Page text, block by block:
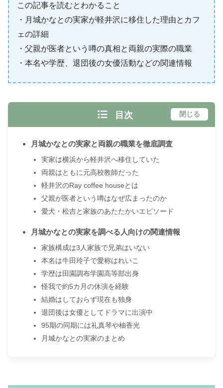
この記事を読むとわかること
・月城かなとの実家が軽井沢に移住した理由とカフ
ェの詳細
・父親が医者という噂の真相と両親の実際の職業
・本名や学歴、退団後の女優活動などの関連情報
目次 閉じる
月城かなとの実家と両親の職業を徹底調査
実家は横浜から軽井沢へ移住していた
両親はともに元高校教師だった
軽井沢のRay coffee houseとは
父親が医者という噂はなぜ広まったのか
愛犬・松吉と家族のあたたかいエピソード
月城かなとの実家を調べる人向けの関連情報
家族構成は3人家族で兄弟はいない
本名は牛田玲子で愛称はれいこ
学歴は田園調布学園高等部出身
怪我で約5カ月の休演を経験
結婚はしておらず現在も独身
退団後は女優としてドラマに出演中
95期の同期には礼真琴や柚香光
月城かなとの実家のまとめ